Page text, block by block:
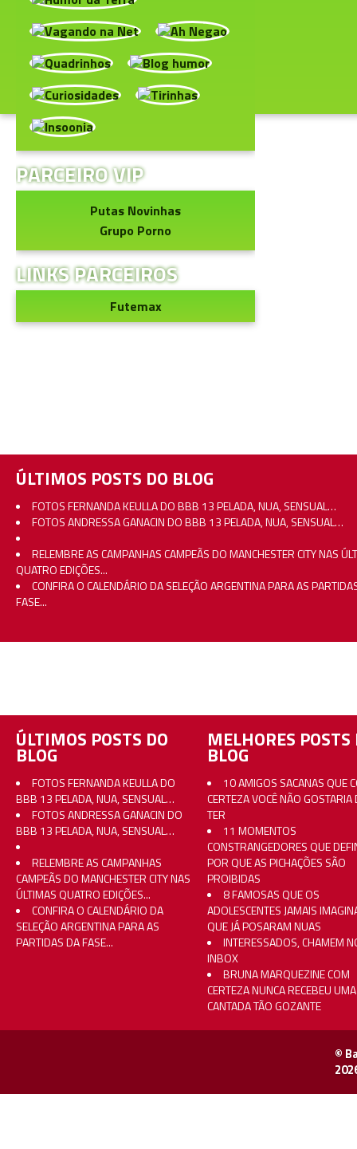
PARCEIRO VIP
Putas Novinhas
Grupo Porno
LINKS PARCEIROS
Futemax
ÚLTIMOS POSTS DO BLOG
FOTOS FERNANDA KEULLA DO BBB 13 PELADA, NUA, SENSUAL…
FOTOS ANDRESSA GANACIN DO BBB 13 PELADA, NUA, SENSUAL…
RELEMBRE AS CAMPANHAS CAMPEÃS DO MANCHESTER CITY NAS
QUATRO EDIÇÕES...
CONFIRA O CALENDÁRIO DA SELEÇÃO ARGENTINA PARA AS
FASE...
ÚLTIMOS POSTS DO
BLOG
FOTOS FERNANDA KEULLA DO
BBB 13 PELADA, NUA, SENSUAL…
FOTOS ANDRESSA GANACIN DO
BBB 13 PELADA, NUA, SENSUAL…
RELEMBRE AS CAMPANHAS
CAMPEÃS DO MANCHESTER CITY NAS
ÚLTIMAS QUATRO EDIÇÕES...
CONFIRA O CALENDÁRIO DA
SELEÇÃO ARGENTINA PARA AS
PARTIDAS DA FASE...
MELHORES POSTS
BLOG
10 AMIGOS SACANAS QUE
CERTEZA VOCÊ NÃO GOSTARIA
TER
11 MOMENTOS
CONSTRANGEDORES QUE
POR QUE AS PICHAÇÕES SÃO
PROIBIDAS
8 FAMOSAS QUE OS
ADOLESCENTES JAMAIS
QUE JÁ POSARAM NUAS
INTERESSADOS, CHAMEM
INBOX
BRUNA MARQUEZINE COM
CERTEZA NUNCA RECEBEU UMA
CANTADA TÃO GOZANTE
©